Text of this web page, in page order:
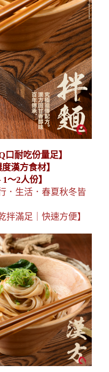
口耐吃份量足】
漢方食材】
～2人份】
．生活．春夏秋冬皆
拌滿足｜快速方便】